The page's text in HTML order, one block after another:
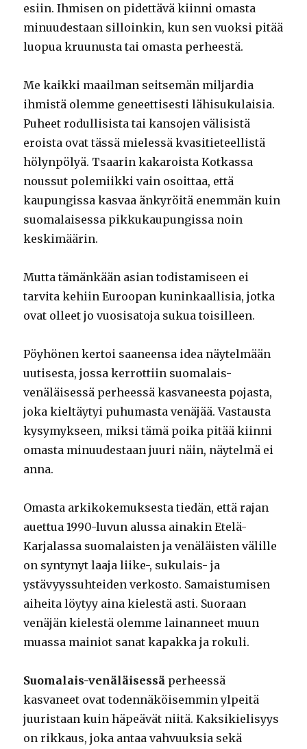
esiin. Ihmisen on pidettävä kiinni omasta
minuudestaan silloinkin, kun sen vuoksi pitää
luopua kruunusta tai omasta perheestä.
Me kaikki maailman seitsemän miljardia
ihmistä olemme geneettisesti lähisukulaisia.
Puheet rodullisista tai kansojen välisistä
eroista ovat tässä mielessä kvasitieteellistä
hölynpölyä. Tsaarin kakaroista Kotkassa
noussut polemiikki vain osoittaa, että
kaupungissa kasvaa änkyröitä enemmän kuin
suomalaisessa pikkukaupungissa noin
keskimäärin.
Mutta tämänkään asian todistamiseen ei
tarvita kehiin Euroopan kuninkaallisia, jotka
ovat olleet jo vuosisatoja sukua toisilleen.
Pöyhönen kertoi saaneensa idea näytelmään
uutisesta, jossa kerrottiin suomalais-
venäläisessä perheessä kasvaneesta pojasta,
joka kieltäytyi puhumasta venäjää. Vastausta
kysymykseen, miksi tämä poika pitää kiinni
omasta minuudestaan juuri näin, näytelmä ei
anna.
Omasta arkikokemuksesta tiedän, että rajan
auettua 1990-luvun alussa ainakin Etelä-
Karjalassa suomalaisten ja venäläisten välille
on syntynyt laaja liike-, sukulais- ja
ystävyyssuhteiden verkosto. Samaistumisen
aiheita löytyy aina kielestä asti. Suoraan
venäjän kielestä olemme lainanneet muun
muassa mainiot sanat kapakka ja rokuli.
Suomalais-venäläisessä perheessä
kasvaneet ovat todennäköisemmin ylpeitä
juuristaan kuin häpeävät niitä. Kaksikielisyys
on rikkaus, joka antaa vahvuuksia sekä